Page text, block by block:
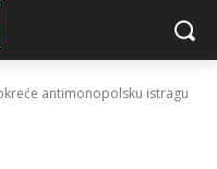
antimonopolsku istragu